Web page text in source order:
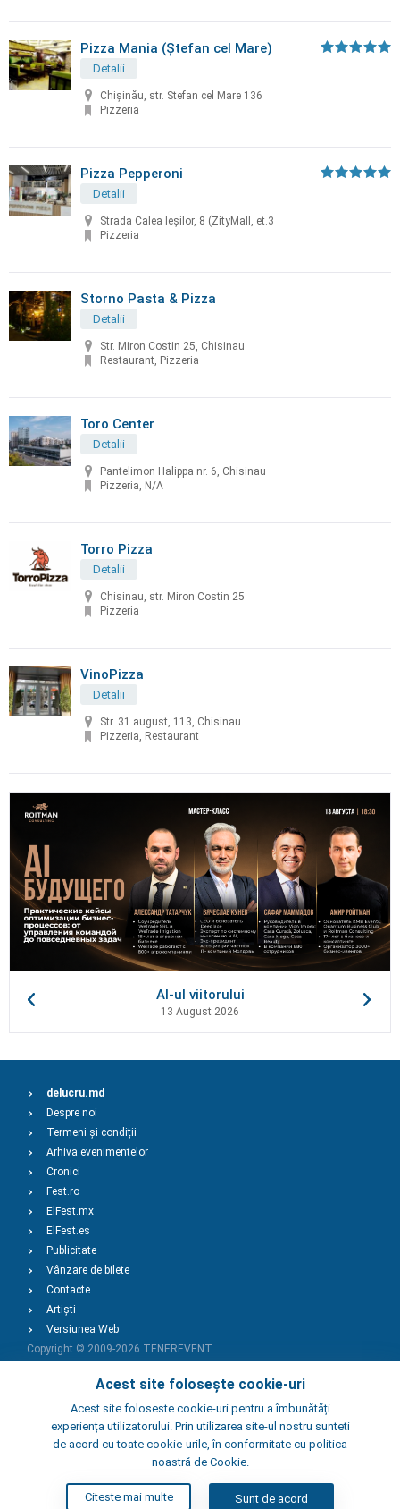
Pizza Mania (Ştefan cel Mare)
Detalii
Chişinău, str. Stefan cel Mare 136
Pizzeria
Pizza Pepperoni
Detalii
Strada Calea Ieşilor, 8 (ZityMall, et.3
Pizzeria
Storno Pasta & Pizza
Detalii
Str. Miron Costin 25, Chisinau
Restaurant, Pizzeria
Toro Center
Detalii
Pantelimon Halippa nr. 6, Chisinau
Pizzeria, N/A
Torro Pizza
Detalii
Chisinau, str. Miron Costin 25
Pizzeria
VinoPizza
Detalii
Str. 31 august, 113, Chisinau
Pizzeria, Restaurant
AI-ul viitorului
13 August 2026
Acest site folosește cookie-uri
Acest site foloseste cookie-uri pentru a îmbunătăți
experiența utilizatorului. Prin utilizarea site-ul nostru sunteti
de acord cu toate cookie-urile, în conformitate cu politica
noastră de Cookie.
Citeste mai multe Sunt de acord
delucru.md
Despre noi
Termeni și condiții
Arhiva evenimentelor
Cronici
Fest.ro
ElFest.mx
ElFest.es
Publicitate
Vânzare de bilete
Contacte
Artiști
Versiunea Web
Copyright © 2009-2026 TENEREVENT
Adaugă Eveniment
Adaugă Local